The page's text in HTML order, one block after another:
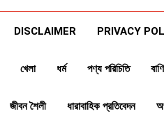
DISCLAIMER PRIVACY
খেলা ধর্ম পণ্য পরিচিতি
জীবন শৈলী ধারাবাহিক প্রতিবেদন